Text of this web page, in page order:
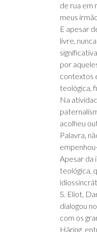
de rua em
meus
E apesar
livre,
por
contextos
teológica,
Na
acolheu
Palavra,
Apesar da
teológica,
S. Eliot,
dialogou
com os
Häring,